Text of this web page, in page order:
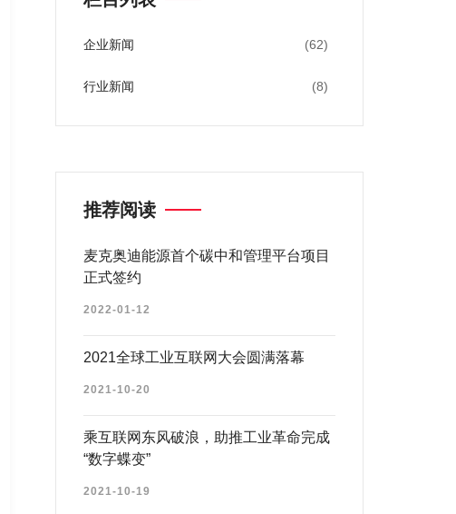
企业新闻 (62)
行业新闻 (8)
推荐阅读
麦克奥迪能源首个碳中和管理平台项目
正式签约
2022-01-12
2021全球工业互联网大会圆满落幕
2021-10-20
乘互联网东风破浪，助推工业革命完成
“数字蝶变”
2021-10-19